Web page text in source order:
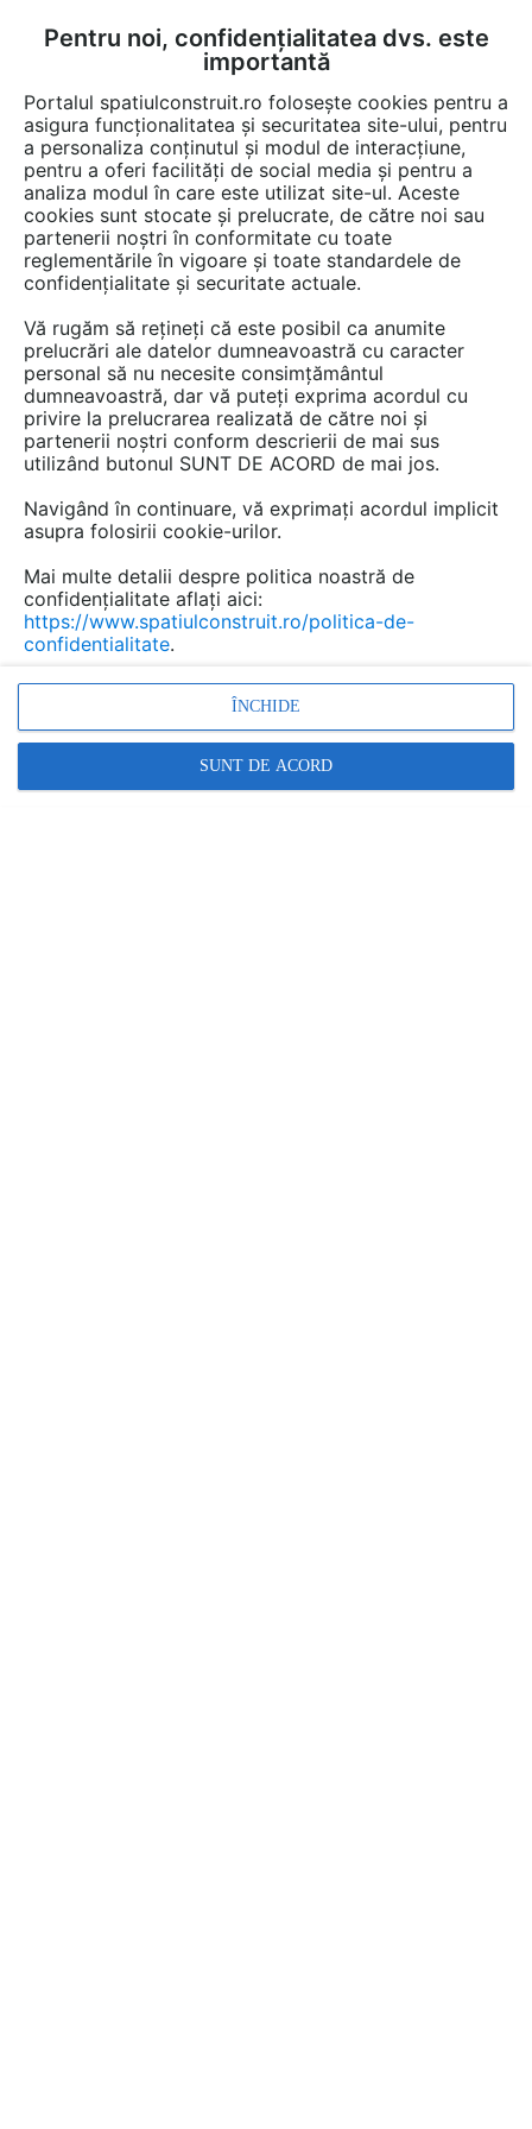
FĂ-ȚI CONT LOGIN
CUM SE FACE
Afla totul despre "Daunatori
plante"
1 ARTICOL
Afide la plante: soluții eficiente de combatere și
RESTRANGE
Pentru noi, confidențialitatea dvs. este
importantă
Portalul spatiulconstruit.ro folosește cookies pentru a
asigura funcționalitatea și securitatea site-ului, pentru
a personaliza conținutul și modul de interacțiune,
pentru a oferi facilități de social media și pentru a
analiza modul în care este utilizat site-ul. Aceste
cookies sunt stocate și prelucrate, de către noi sau
partenerii noștri în conformitate cu toate
reglementările în vigoare și toate standardele de
confidențialitate și securitate actuale.
Vă rugăm să rețineți că este posibil ca anumite
prelucrări ale datelor dumneavoastră cu caracter
personal să nu necesite consimțământul
dumneavoastră, dar vă puteți exprima acordul cu
privire la prelucrarea realizată de către noi și
partenerii noștri conform descrierii de mai sus
utilizând butonul SUNT DE ACORD de mai jos.
Navigând în continuare, vă exprimați acordul implicit
asupra folosirii cookie-urilor.
Mai multe detalii despre politica noastră de
confidențialitate aflați aici:
https://www.spatiulconstruit.ro/politica-de-
confidentialitate.
ÎNCHIDE
SUNT DE ACORD